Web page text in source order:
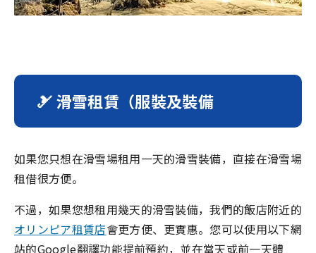
🎿 滑雪租賃（服裝及裝備
如果您只想在滑雪場租用一天的滑雪裝備，直接在滑雪場
租借很方便。
不過，如果您想租用幾天的滑雪裝備，我們的飯店附近的
オリンピア租賃店會更方便、更實惠。您可以使用以下網
站的Google翻譯功能提前預約，並在當天或前一天體